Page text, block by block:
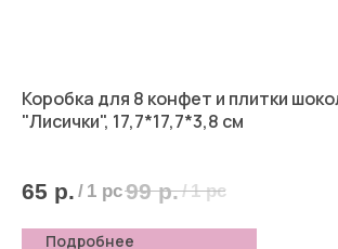
Коробка для 8 конфет и плитки
"Лисички", 17,7*17,7*3,8 см
65 р. / 1 pc99 р./1 pc
Подробнее